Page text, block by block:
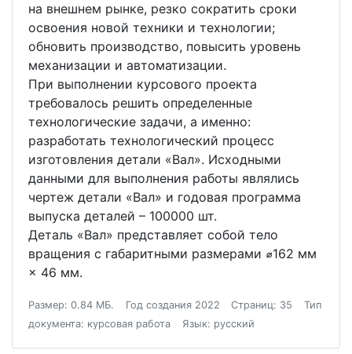
на внешнем рынке, резко сократить сроки
освоения новой техники и технологии;
обновить производство, повысить уровень
механизации и автоматизации.
При выполнении курсового проекта
требовалось решить определенные
технологические задачи, а именно:
разработать технологический процесс
изготовления детали «Вал». Исходными
данными для выполнения работы являлись
чертеж детали «Вал» и годовая программа
выпуска деталей – 100000 шт.
Деталь «Вал» представляет собой тело
вращения с габаритными размерами ⌀162 мм
× 46 мм.
Размер: 0.84 МБ. Год создания 2022 Страниц: 35
Тип
документа: курсовая работа
Язык: русский